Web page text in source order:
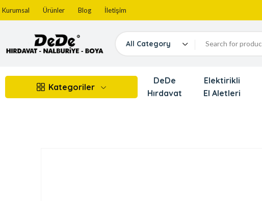
Kurumsal Ürünler Blog İletişim
All Category
Kategoriler
DeDe
Hırdavat
Elektirikli
El Aletleri